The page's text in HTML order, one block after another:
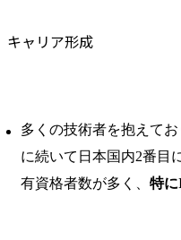
キャリア形成
多くの技術者を抱えて
に続いて日本国内2番目
有資格者数が多く、 特